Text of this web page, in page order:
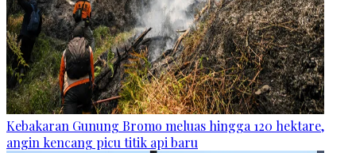
Kebakaran Gunung Bromo meluas hingga 120 hektare,
angin kencang picu titik api baru